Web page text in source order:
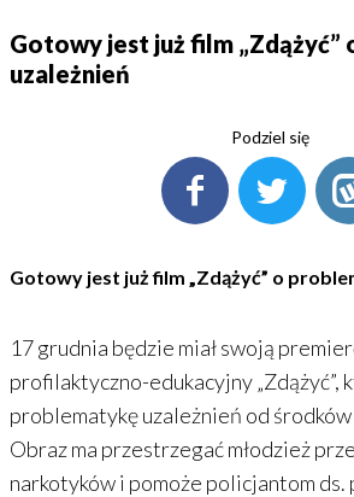
Gotowy jest już film
uzależnień
Podziel się
Gotowy jest już film „Zdążyć” o
17 grudnia będzie miał swoją
profilaktyczno-edukacyjny „Zdążyć”,
problematykę uzależnień od
Obraz ma przestrzegać młodzież
narkotyków i pomoże policjantom